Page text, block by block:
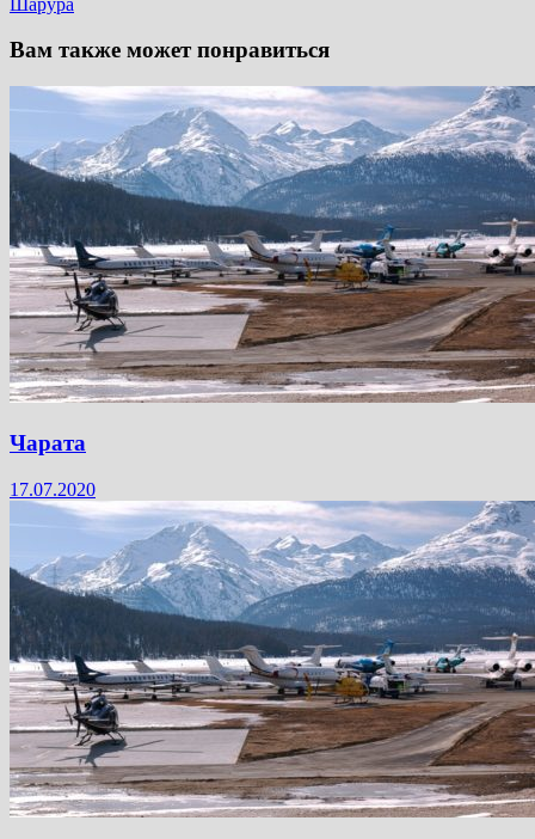
Вам также может понравиться
Чарата
17.07.2020